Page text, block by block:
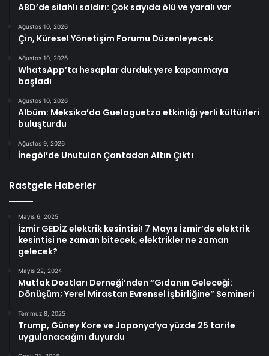
ABD’de silahlı saldırı: Çok sayıda ölü ve yaralı var
Ağustos 10, 2026
Çin, Küresel Yönetişim Forumu Düzenleyecek
Ağustos 10, 2026
WhatsApp’ta hesaplar durduk yere kapanmaya
başladı
Ağustos 10, 2026
Albüm: Meksika’da Guelaguetza etkinliği yerli kültürleri
buluşturdu
Ağustos 9, 2026
İnegöl’de Unutulan Çantadan Altın Çıktı
Rastgele Haberler
Mayıs 6, 2025
İzmir GEDİZ elektrik kesintisi! 7 Mayıs İzmir’de elektrik
kesintisi ne zaman bitecek, elektrikler ne zaman
gelecek?
Mayıs 22, 2024
Mutfak Dostları Derneği’nden “Gıdanın Geleceği:
Dönüşüm; Yerel Mirastan Evrensel İşbirliğine” Semineri
Temmuz 8, 2025
Trump, Güney Kore ve Japonya’ya yüzde 25 tarife
uygulanacağını duyurdu